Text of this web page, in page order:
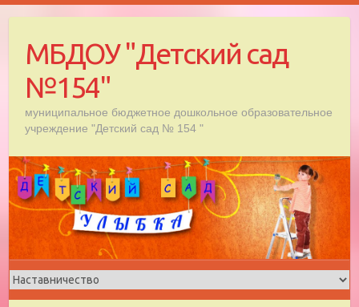
contentМБДОУ "Детский сад
№154"
муниципальное бюджетное дошкольное образовательное
учреждение "Детский сад № 154 "